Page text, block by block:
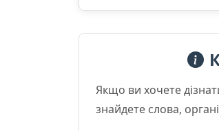
Якщо ви хочете
знайдете слова,